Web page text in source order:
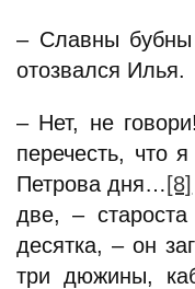
– Славны
отозвался Илья.
– Нет, не
перечесть, что
Петрова дня… [8]
две, –
десятка, – он
три дюжины,